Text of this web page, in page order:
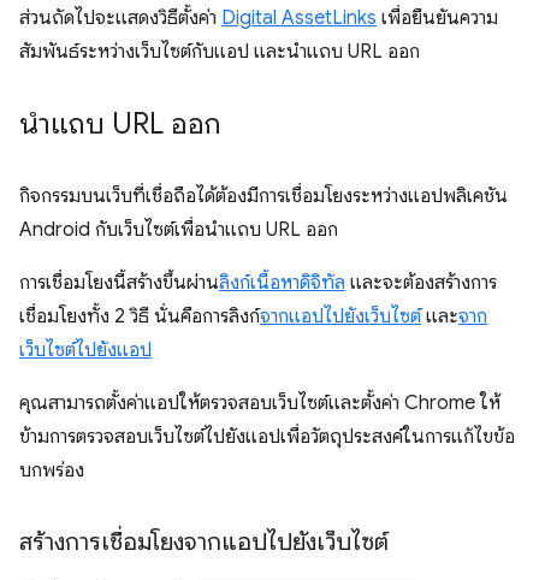
ส่วนถัดไปจะแสดงวิธีตั้งค่า Digital AssetLinks เพื่อยืนยันความ
สัมพันธ์ระหว่างเว็บไซต์กับแอป และนำแถบ URL ออก
นำแถบ URL ออก
กิจกรรมบนเว็บที่เชื่อถือได้ต้องมีการเชื่อมโยงระหว่างแอปพลิเคชัน
Android กับเว็บไซต์เพื่อนำแถบ URL ออก
การเชื่อมโยงนี้สร้างขึ้นผ่านลิงก์เนื้อหาดิจิทัล และจะต้องสร้างการ
เชื่อมโยงทั้ง 2 วิธี นั่นคือการลิงก์จากแอปไปยังเว็บไซต์และจาก
เว็บไซต์ไปยังแอป
คุณสามารถตั้งค่าแอปให้ตรวจสอบเว็บไซต์และตั้งค่า Chrome ให้
ข้ามการตรวจสอบเว็บไซต์ไปยังแอปเพื่อวัตถุประสงค์ในการแก้ไขข้อ
บกพร่อง
สร้างการเชื่อมโยงจากแอปไปยังเว็บไซต์